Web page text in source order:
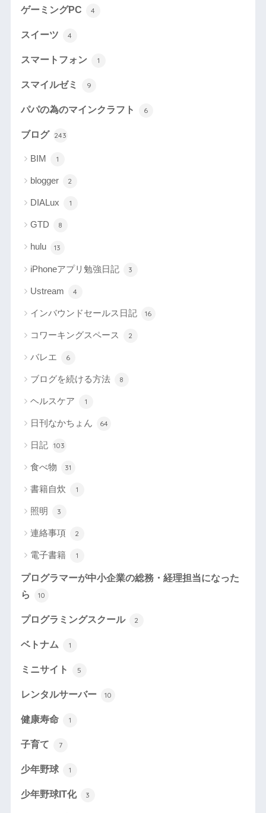
ゲーミングPC 4
スイーツ 4
スマートフォン 1
スマイルゼミ 9
パパの為のマインクラフト 6
ブログ 243
BIM 1
blogger 2
DIALux 1
GTD 8
hulu 13
iPhoneアプリ勉強日記 3
Ustream 4
インバウンドセールス日記 16
コワーキングスペース 2
バレエ 6
ブログを続ける方法 8
ヘルスケア 1
日刊なかちょん 64
日記 103
食べ物 31
書籍自炊 1
照明 3
連絡事項 2
電子書籍 1
プログラマーが中小企業の総務・経理担当になった
ら
10
プログラミングスクール 2
ベトナム 1
ミニサイト 5
レンタルサーバー 10
健康寿命 1
子育て 7
少年野球 1
少年野球IT化 3